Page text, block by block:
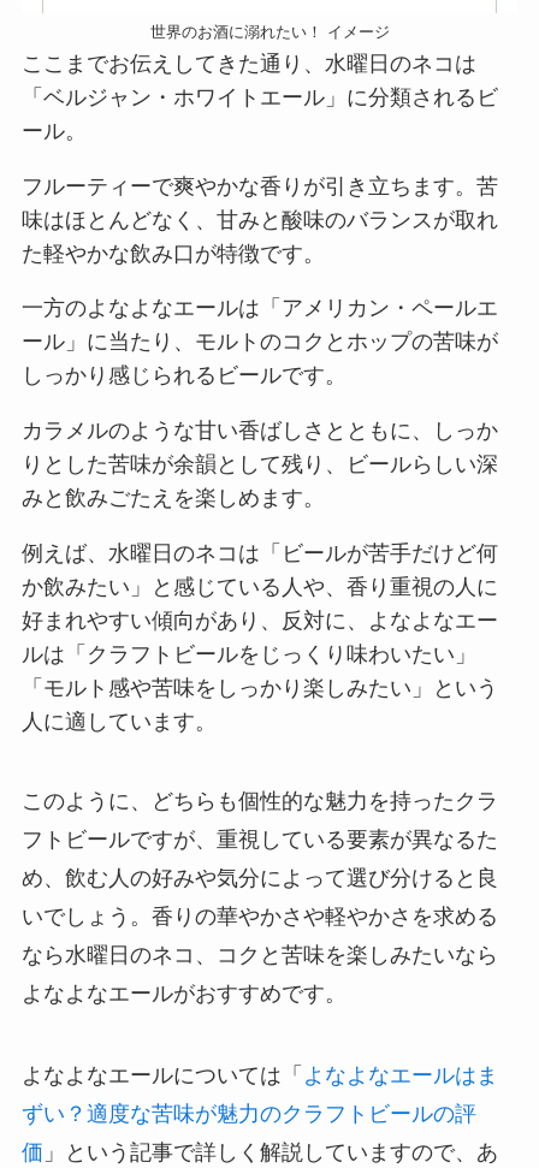
世界のお酒に溺れたい！ イメージ
ここまでお伝えしてきた通り、水曜日のネコは
「ベルジャン・ホワイトエール」に分類されるビ
ール。
フルーティーで爽やかな香りが引き立ちます。苦
味はほとんどなく、甘みと酸味のバランスが取れ
た軽やかな飲み口が特徴です。
一方のよなよなエールは「アメリカン・ペールエ
ール」に当たり、モルトのコクとホップの苦味が
しっかり感じられるビールです。
カラメルのような甘い香ばしさとともに、しっか
りとした苦味が余韻として残り、ビールらしい深
みと飲みごたえを楽しめます。
例えば、水曜日のネコは「ビールが苦手だけど何
か飲みたい」と感じている人や、香り重視の人に
好まれやすい傾向があり、反対に、よなよなエー
ルは「クラフトビールをじっくり味わいたい」
「モルト感や苦味をしっかり楽しみたい」という
人に適しています。
このように、どちらも個性的な魅力を持ったクラ
フトビールですが、重視している要素が異なるた
め、飲む人の好みや気分によって選び分けると良
いでしょう。香りの華やかさや軽やかさを求める
なら水曜日のネコ、コクと苦味を楽しみたいなら
よなよなエールがおすすめです。
よなよなエールについては「 よなよなエールはま
ずい？適度な苦味が魅力のクラフトビールの評
価 」という記事で詳しく解説していますので、あ